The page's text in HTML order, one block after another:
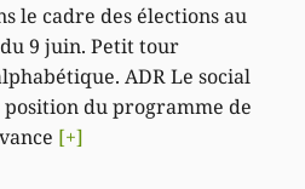
le cadre des élections au
9 juin. Petit tour
ADR Le social
du programme de
[+]